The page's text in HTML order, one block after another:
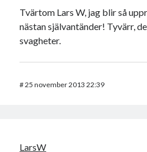
Tvärtom Lars W, jag blir så
nästan självantänder! Tyvärr,
svagheter.
#25 november 2013 22:39
LarsW